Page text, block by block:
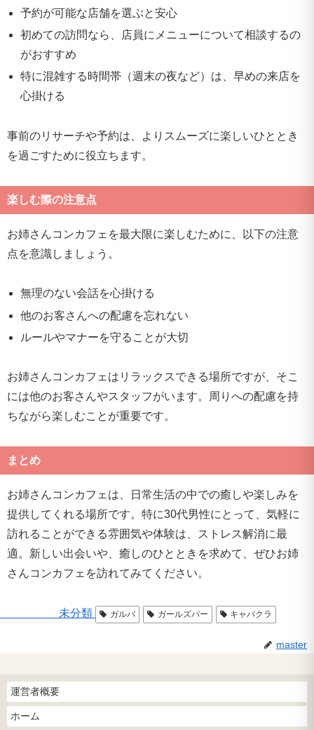
予約が可能な店舗を選ぶと安心
初めての訪問なら、店員にメニューについて相談するの
がおすすめ
特に混雑する時間帯（週末の夜など）は、早めの来店を
心掛ける
事前のリサーチや予約は、よりスムーズに楽しいひととき
を過ごすために役立ちます。
楽しむ際の注意点
お姉さんコンカフェを最大限に楽しむために、以下の注意
点を意識しましょう。
無理のない会話を心掛ける
他のお客さんへの配慮を忘れない
ルールやマナーを守ることが大切
お姉さんコンカフェはリラックスできる場所ですが、そこ
には他のお客さんやスタッフがいます。周りへの配慮を持
ちながら楽しむことが重要です。
まとめ
お姉さんコンカフェは、日常生活の中での癒しや楽しみを
提供してくれる場所です。特に30代男性にとって、気軽に
訪れることができる雰囲気や体験は、ストレス解消に最
適。新しい出会いや、癒しのひとときを求めて、ぜひお姉
さんコンカフェを訪れてみてください。
未分類 ガルバ ガールズバー キャバクラ
master
運営者概要
ホーム